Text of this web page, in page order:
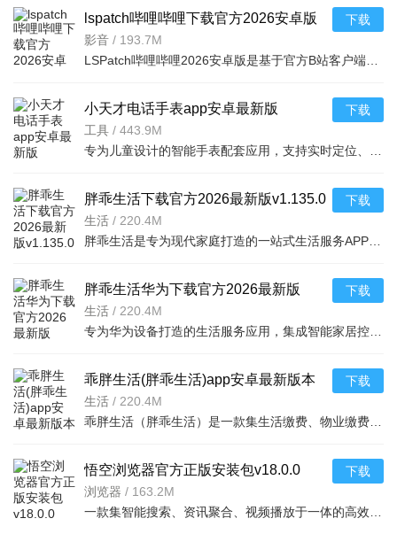
lspatch哔哩哔哩下载官方2026安卓版
v9.6.0 2026手机版
影音 / 193.7M
下载
小天才电话手表app安卓最新版
2026v9.46.01 2026安卓版
工具 / 443.9M
下载
胖乖生活下载官方2026最新版v1.135.0
2026安卓版
生活 / 220.4M
下载
胖乖生活华为下载官方2026最新版
v1.135.0 2026安卓版
生活 / 220.4M
下载
乖胖生活(胖乖生活)app安卓最新版本
v1.135.0 2026手机版
生活 / 220.4M
下载
悟空浏览器官方正版安装包v18.0.0
2026手机版
浏览器 / 163.2M
下载